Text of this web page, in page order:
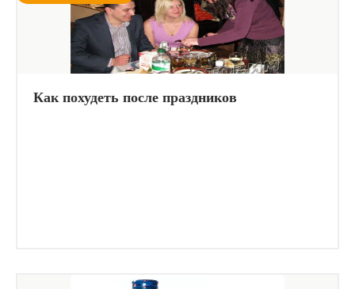
Как похудеть после праздников